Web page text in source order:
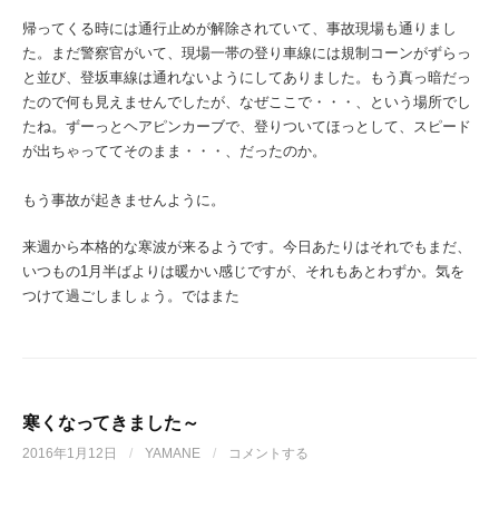
帰ってくる時には通行止めが解除されていて、事故現場も通りまし
た。まだ警察官がいて、現場一帯の登り車線には規制コーンがずらっ
と並び、登坂車線は通れないようにしてありました。もう真っ暗だっ
たので何も見えませんでしたが、なぜここで・・・、という場所でし
たね。ずーっとヘアピンカーブで、登りついてほっとして、スピード
が出ちゃっててそのまま・・・、だったのか。
もう事故が起きませんように。
来週から本格的な寒波が来るようです。今日あたりはそれでもまだ、
いつもの1月半ばよりは暖かい感じですが、それもあとわずか。気を
つけて過ごしましょう。ではまた
寒くなってきました～
2016年1月12日 / YAMANE / コメントする